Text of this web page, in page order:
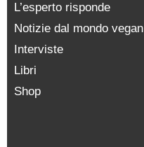
L’esperto risponde
Notizie dal mondo vegan
Interviste
Libri
Shop